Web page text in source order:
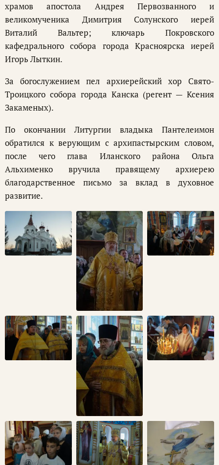
храмов апостола Андрея Первозванного и
великомученика Димитрия Солунского иерей
Виталий Вальтер; ключарь Покровского
кафедрального собора города Красноярска иерей
Игорь Лыткин.
За богослужением пел архиерейский хор Свято-
Троицкого собора города Канска (регент — Ксения
Закаменых).
По окончании Литургии владыка Пантелеимон
обратился к верующим с архипастырским словом,
после чего глава Иланского района Ольга
Альхименко вручила правящему архиерею
благодарственное письмо за вклад в духовное
развитие.